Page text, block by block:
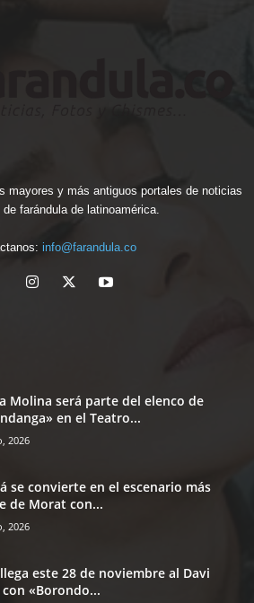
mayores y más antiguos portales de noticias
farándula de latinoamérica.
info@farandula.co
Molina será parte del elenco de
en el Teatro...
2026
se convierte en el escenario más
de Morat con...
2026
este 28 de noviembre al Davi
«Borondo...